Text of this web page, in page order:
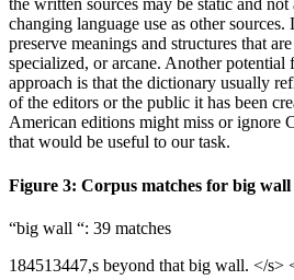
the written sources may be static and
changing language use as other
preserve meanings and structures that
specialized, or arcane. Another
approach is that the dictionary usually
of the editors or the public it has been
American editions might miss or ignore
that would be useful to our task.
Figure 3: Corpus matches for big
“big wall “: 39 matches
184513447,s beyond that big wall. </s>